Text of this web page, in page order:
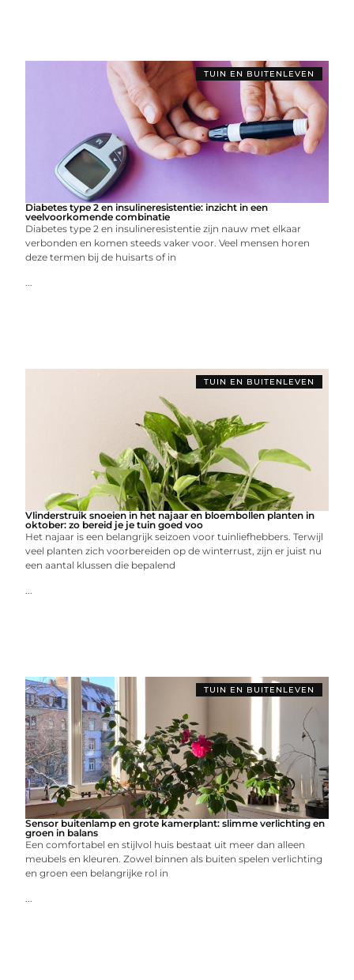
TUIN EN BUITENLEVEN
Diabetes type 2 en insulineresistentie: inzicht in een
veelvoorkomende combinatie
Diabetes type 2 en insulineresistentie zijn nauw met elkaar
verbonden en komen steeds vaker voor. Veel mensen horen
deze termen bij de huisarts of in
...
TUIN EN BUITENLEVEN
Vlinderstruik snoeien in het najaar en bloembollen planten in
oktober: zo bereid je je tuin goed voo
Het najaar is een belangrijk seizoen voor tuinliefhebbers. Terwijl
veel planten zich voorbereiden op de winterrust, zijn er juist nu
een aantal klussen die bepalend
...
TUIN EN BUITENLEVEN
Sensor buitenlamp en grote kamerplant: slimme verlichting en
groen in balans
Een comfortabel en stijlvol huis bestaat uit meer dan alleen
meubels en kleuren. Zowel binnen als buiten spelen verlichting
en groen een belangrijke rol in
...